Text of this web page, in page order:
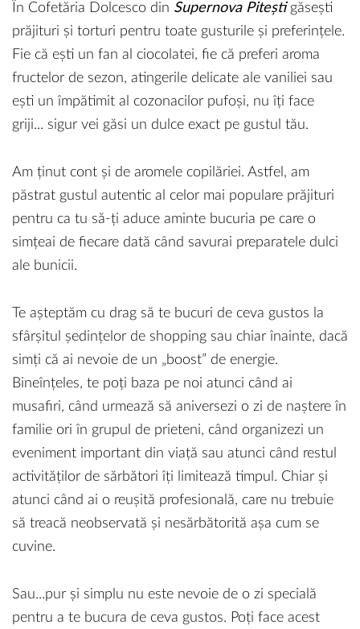
În Cofetăria Dolcesco din Supernova Piteștigăsești
prăjituri și torturi pentru toate gusturile și preferințele.
Fie că ești un fan al ciocolatei, fie că preferi aroma
fructelor de sezon, atingerile delicate ale vaniliei sau
ești un împătimit al cozonacilor pufoși, nu îți face
griji... sigur vei găsi un dulce exact pe gustul tău.
Am ținut cont și de aromele copilăriei. Astfel, am
păstrat gustul autentic al celor mai populare prăjituri
pentru ca tu să-ți aduce aminte bucuria pe care o
simțeai de fiecare dată când savurai preparatele dulci
ale bunicii.
Te așteptăm cu drag să te bucuri de ceva gustos la
sfârșitul ședințelor de shopping sau chiar înainte, dacă
simți că ai nevoie de un „boost” de energie.
Bineînțeles, te poți baza pe noi atunci când ai
musafiri, când urmează să aniversezi o zi de naștere în
familie ori în grupul de prieteni, când organizezi un
eveniment important din viață sau atunci când restul
activităților de sărbători îți limitează timpul. Chiar și
atunci când ai o reușită profesională, care nu trebuie
să treacă neobservată și nesărbătorită așa cum se
cuvine.
Sau...pur și simplu nu este nevoie de o zi specială
pentru a te bucura de ceva gustos. Poți face acest